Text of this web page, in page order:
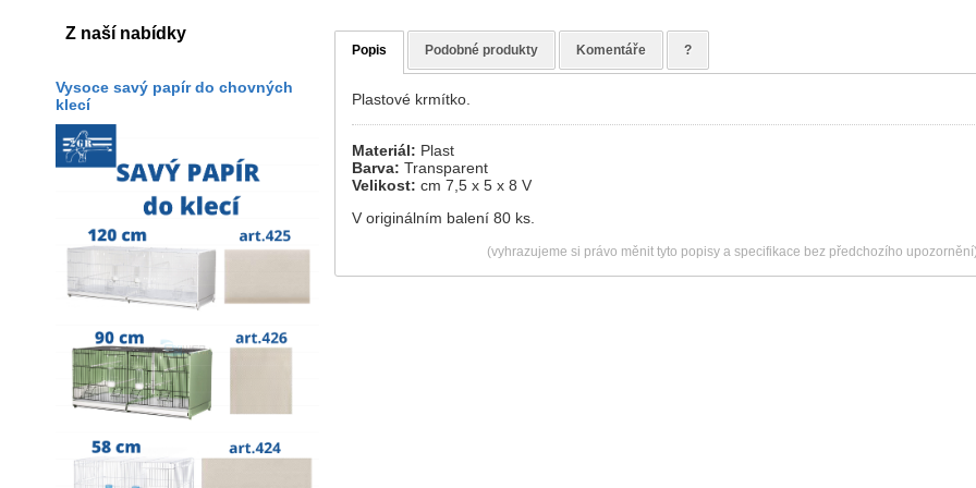
Z naší nabídky
Vysoce savý papír do chovných
klecí
Popis Podobné produkty Komentáře ?
Plastové krmítko.
Materiál: Plast
Barva: Transparent
Velikost: cm 7,5 x 5 x 8 V
V originálním balení 80 ks.
(vyhrazujeme si právo měnit tyto popisy a specifikace bez předchozího